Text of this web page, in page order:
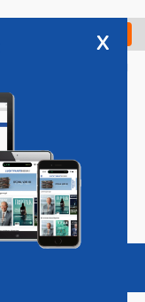
Check in
Vacatures
x